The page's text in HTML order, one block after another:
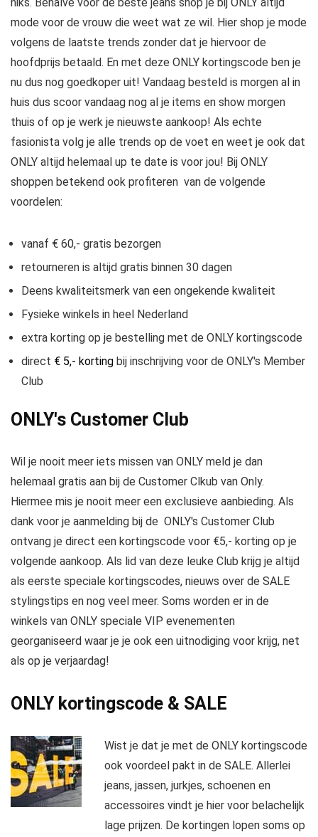
mode voor de vrouw die weet wat ze wil. Hier shop je mode
volgens de laatste trends zonder dat je hiervoor de
hoofdprijs betaald. En met deze ONLY kortingscode ben je
nu dus nog goedkoper uit! Vandaag besteld is morgen al in
huis dus scoor vandaag nog al je items en show morgen
thuis of op je werk je nieuwste aankoop! Als echte
fasionista volg je alle trends op de voet en weet je ook dat
ONLY altijd helemaal up te date is voor jou! Bij ONLY
shoppen betekend ook profiteren van de volgende
voordelen:
vanaf € 60,- gratis bezorgen
retourneren is altijd gratis binnen 30 dagen
Deens kwaliteitsmerk van een ongekende kwaliteit
Fysieke winkels in heel Nederland
extra korting op je bestelling met de ONLY kortingscode
direct € 5,- korting bij inschrijving voor de ONLY's Member
Club
ONLY's Customer Club
Wil je nooit meer iets missen van ONLY meld je dan
helemaal gratis aan bij de Customer Clkub van Only.
Hiermee mis je nooit meer een exclusieve aanbieding. Als
dank voor je aanmelding bij de ONLY's Customer Club
ontvang je direct een kortingscode voor €5,- korting op je
volgende aankoop. Als lid van deze leuke Club krijg je altijd
als eerste speciale kortingscodes, nieuws over de SALE
stylingstips en nog veel meer. Soms worden er in de
winkels van ONLY speciale VIP evenementen
georganiseerd waar je je ook een uitnodiging voor krijg, net
als op je verjaardag!
ONLY kortingscode & SALE
Wist je dat je met de ONLY kortingscode
ook voordeel pakt in de SALE. Allerlei
jeans, jassen, jurkjes, schoenen en
accessoires vindt je hier voor belachelijk
lage prijzen. De kortingen lopen soms op